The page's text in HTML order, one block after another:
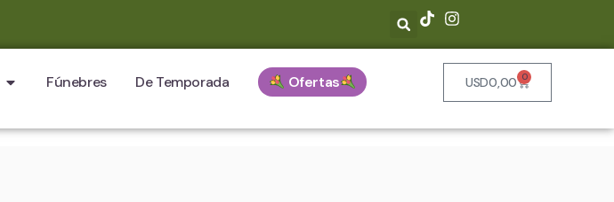
Fúnebres De Temporada Ofertas USD0,00 0